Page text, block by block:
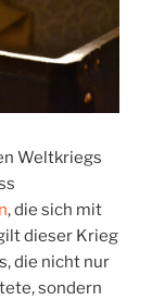
Weltkriegs
, die sich mit
dieser Krieg
die nicht nur
sondern